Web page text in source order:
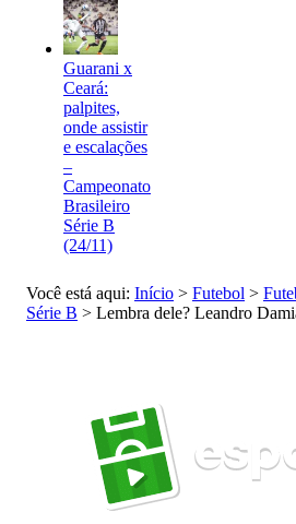
Guarani x
Ceará:
palpites,
onde assistir
e escalações
–
Campeonato
Brasileiro
Série B
(24/11)
Você está aqui: Início > Futebol >
Série B > Lembra dele? Leandro